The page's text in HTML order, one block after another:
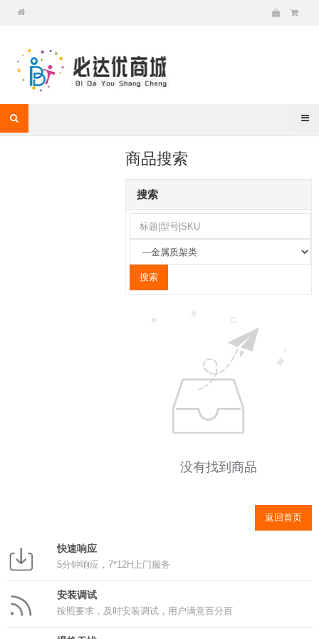
商品搜索
搜索
没有找到商品
返回首页
快速响应
5分钟响应，7*12H上门服务
安装调试
按照要求，及时安装调试，用户满意百分百